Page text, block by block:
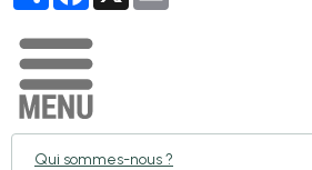
Qui sommes-nous ?